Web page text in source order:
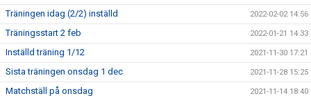
Träningen idag (2/2) inställd 2022-02-02 14:56
Träningsstart 2 feb 2022-01-21 14:33
Inställd träning 1/12 2021-11-30 17:21
Sista träningen onsdag 1 dec 2021-11-28 15:25
Matchställ på onsdag 2021-11-14 18:40